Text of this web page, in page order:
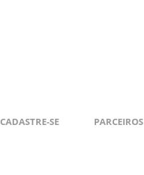
CADASTRE-SE PARCEIROS